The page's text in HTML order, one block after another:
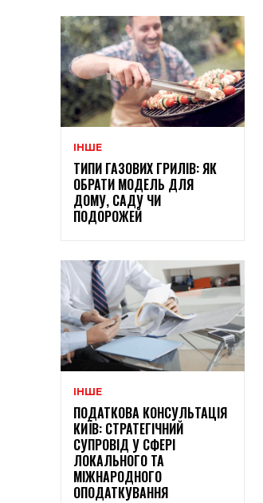
ІНШЕ
ТИПИ ГАЗОВИХ ГРИЛІВ: ЯК
ОБРАТИ МОДЕЛЬ ДЛЯ
ДОМУ, САДУ ЧИ
ПОДОРОЖЕЙ
ІНШЕ
ПОДАТКОВА КОНСУЛЬТАЦІЯ
КИЇВ: СТРАТЕГІЧНИЙ
СУПРОВІД У СФЕРІ
ЛОКАЛЬНОГО ТА
МІЖНАРОДНОГО
ОПОДАТКУВАННЯ